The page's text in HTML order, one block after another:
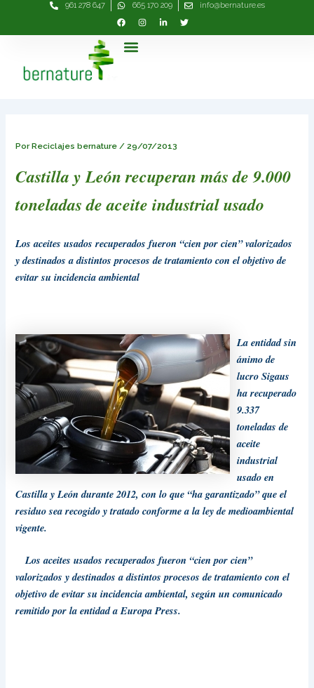
961 278 647 665 170 209 info@bernature.es
Menú
PorReciclajes bernature / 29/07/2013
Castilla y León recuperan más de 9.000
toneladas de aceite industrial usado
Los aceites usados recuperados fueron “cien por cien” valorizados
y destinados a distintos procesos de tratamiento con el objetivo de
evitar su incidencia ambiental
La entidad sin
ánimo de
lucro Sigaus
ha recuperado
9.337
toneladas de
aceite
industrial
usado en
Castilla y León durante 2012, con lo que “ha garantizado” que el
residuo sea recogido y tratado conforme a la ley de medioambiental
vigente.
Los aceites usados recuperados fueron “cien por cien”
valorizados y destinados a distintos procesos de tratamiento con el
objetivo de evitar su incidencia ambiental, según un comunicado
remitido por la entidad a Europa Press.
Navegación